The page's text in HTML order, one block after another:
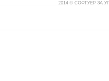
2014 © СОФТУЕР ЗА